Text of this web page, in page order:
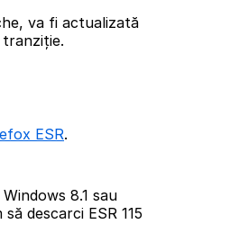
va fi actualizată
ESR.
8.1 sau
descarci ESR 115